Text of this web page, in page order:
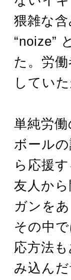
猥雑な含
“noize”
た。労
してい
単純労
ボール
ら応援
友人か
ガンを
その中
応方法
み込ん